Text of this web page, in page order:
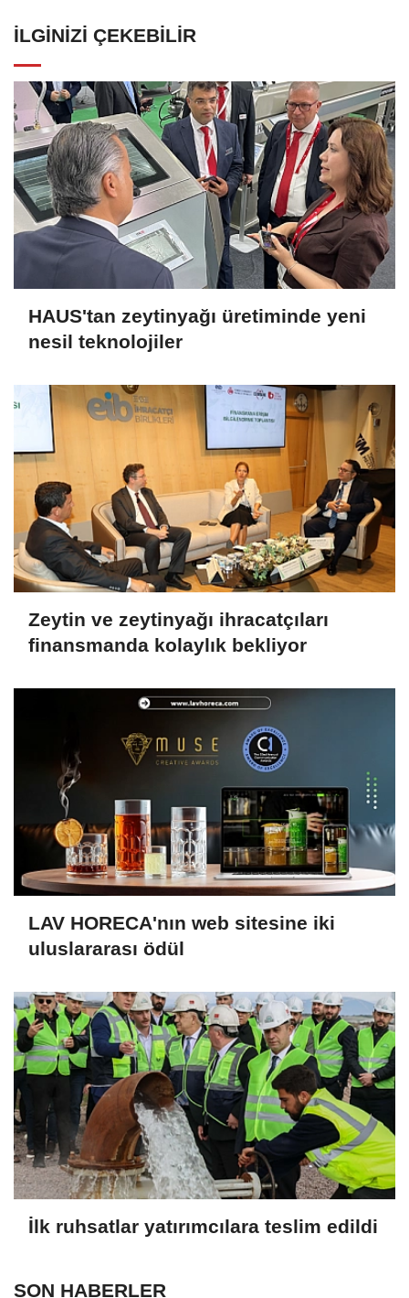
İLGINIZI ÇEKEBILIR
HAUS'tan zeytinyağı üretiminde yeni
nesil teknolojiler
Zeytin ve zeytinyağı ihracatçıları
finansmanda kolaylık bekliyor
LAV HORECA'nın web sitesine iki
uluslararası ödül
İlk ruhsatlar yatırımcılara teslim edildi
SON HABERLER